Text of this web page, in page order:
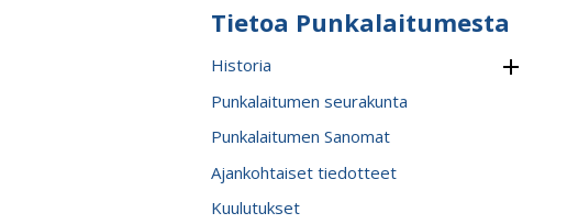
Tietoa Punkalaitumesta
Historia
Punkalaitumen seurakunta
Punkalaitumen Sanomat
Ajankohtaiset tiedotteet
Kuulutukset